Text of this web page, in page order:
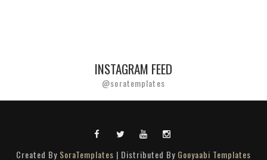
INSTAGRAM FEED
@soratemplates
Created By SoraTemplates | Distributed By Gooyaabi Templates